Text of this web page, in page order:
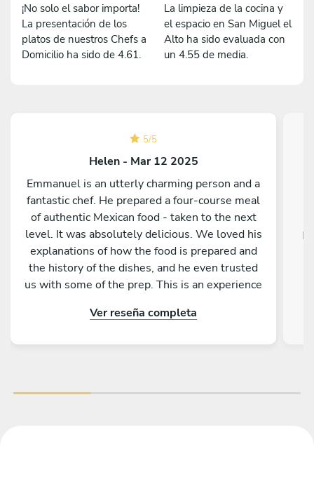
¡No solo el sabor importa!
La presentación de los
platos de nuestros Chefs a
Domicilio ha sido de 4.61.
La limpieza de la cocina y
el espacio en San Miguel el
Alto ha sido evaluada con
un 4.55 de media.
5/5
Helen - Mar 12 2025
Emmanuel is an utterly charming person and a
fantastic chef. He prepared a four-course meal
of authentic Mexican food - taken to the next
level. It was absolutely delicious. We loved his
explanations of how the food is prepared and
the history of the dishes, and he even trusted
us with some of the prep. This is an experience
Ver reseña completa